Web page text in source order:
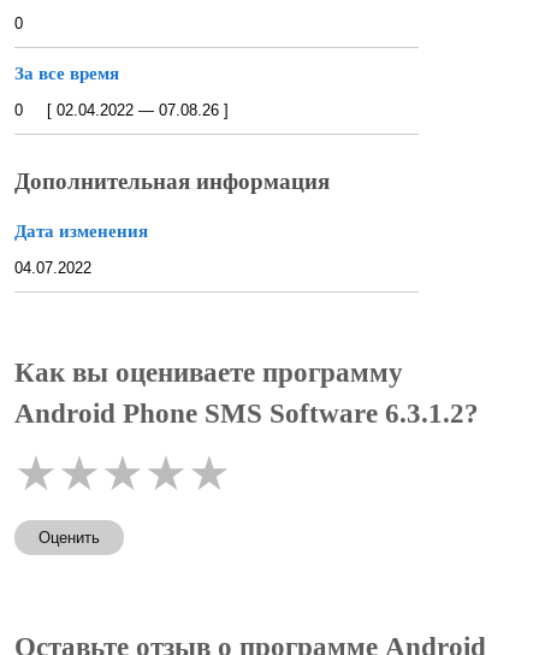
0
За все время
0 [ 02.04.2022 — 07.08.26 ]
Дополнительная информация
Дата изменения
04.07.2022
Как вы оцениваете программу
Android Phone SMS Software 6.3.1.2?
★★★★★
Оценить
Оставьте отзыв о программе Android